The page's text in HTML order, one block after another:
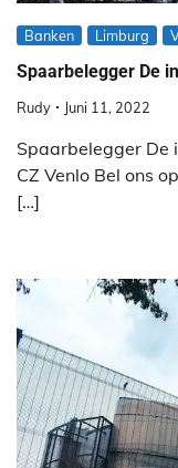
Banken Limburg
Spaarbelegger De
Rudy Juni 11, 2022
Spaarbelegger De
CZ Venlo Bel ons
[…]